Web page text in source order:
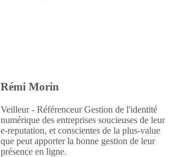
Rémi Morin
Veilleur - Référenceur Gestion de l'identité
numérique des entreprises soucieuses de leur
e-reputation, et conscientes de la plus-value
que peut apporter la bonne gestion de leur
présence en ligne.